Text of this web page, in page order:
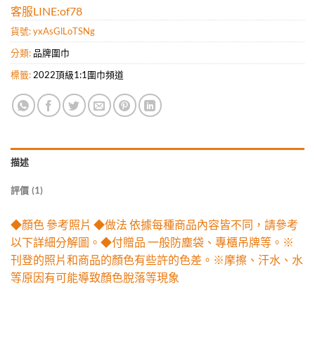
客服LINE:of78
貨號:yxAsGlLoTSNg
分類: 品牌圍巾
標籤: 2022頂級1:1圍巾頻道
描述
評價 (1)
◆顏色 參考照片 ◆做法 依據每種商品內容皆不同，請參考
以下詳細分解圖。◆付贈品 一般防塵袋、專櫃吊牌等。※
刊登的照片和商品的顏色有些許的色差。※摩擦、汗水、水
等原因有可能導致顏色脫落等現象